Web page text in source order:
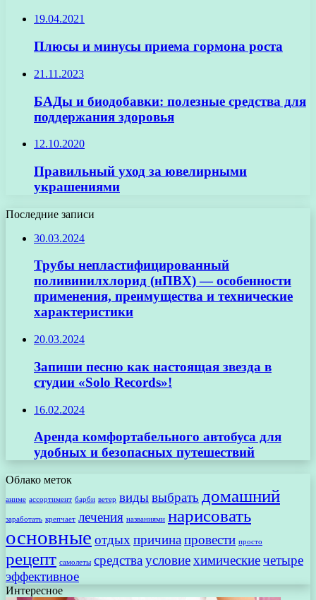
19.04.2021
Плюсы и минусы приема гормона роста
21.11.2023
БАДы и биодобавки: полезные средства для
поддержания здоровья
12.10.2020
Правильный уход за ювелирными
украшениями
Последние записи
30.03.2024
Трубы непластифицированный
поливинилхлорид (нПВХ) — особенности
применения, преимущества и технические
характеристики
20.03.2024
Запиши песню как настоящая звезда в
студии «Solo Records»!
16.02.2024
Аренда комфортабельного автобуса для
удобных и безопасных путешествий
Облако меток
аниме ассортимент барби ветер видывыбрать домашний
заработать крепчает лечения названиями нарисовать
основные отдых причина провести просто
рецепт самолеты средства условиехимическиечетыре
эффективное
Интересное